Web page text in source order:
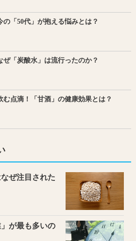
の「50代」が抱える悩みとは？
ぜ「炭酸水」は流行ったのか？
む点滴！「甘酒」の健康効果とは？
なぜ注目された
が最も多いの